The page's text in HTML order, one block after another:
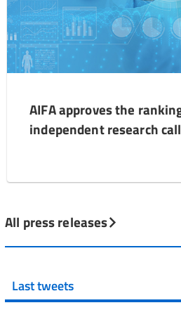
AIFA approves the
independent research
All press releases
Last tweets